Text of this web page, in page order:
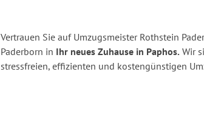
Vertrauen Sie auf Umzugsmeister Rothstein
Paderborn in Ihr neues Zuhause in Paphos. Wir
stressfreien, effizienten und kostengünstigen